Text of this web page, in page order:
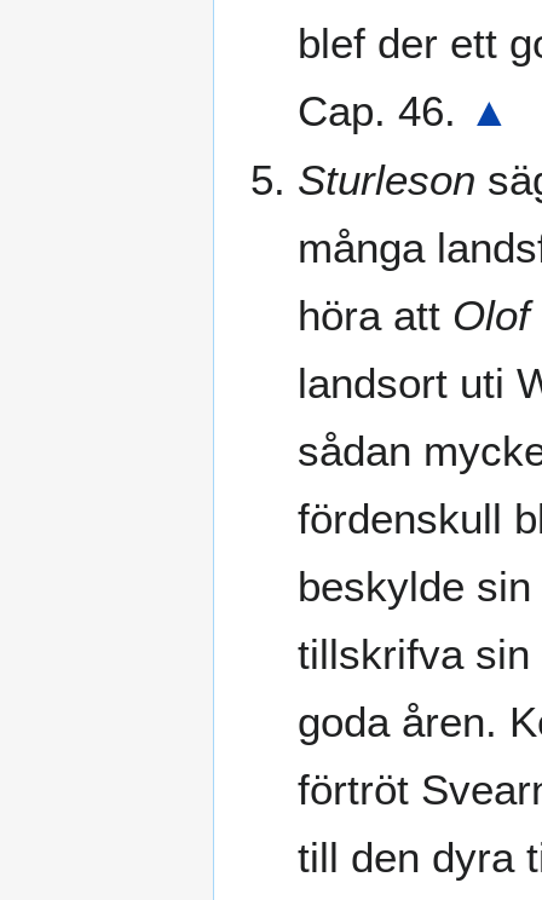
blef der ett
Cap. 46. ▲
Sturleson
många
höra att Olof
landsort uti
sådan
fördenskull
beskylde
tillskrifva sin
goda åren.
förtröt
till den dyra